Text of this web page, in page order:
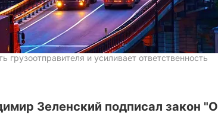
грузоотправителя и усиливает ответственность
Зеленский подписал закон "О